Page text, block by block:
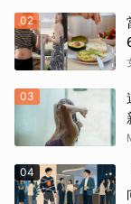
02
03
04